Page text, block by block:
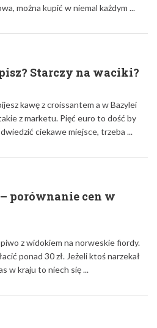
można kupić w niemal każdym ...
Starczy na waciki?
kawę z croissantem a w Bazylei
z marketu. Pięć euro to dość by
ciekawe miejsce, trzeba ...
porównanie cen w
z widokiem na norweskie fiordy.
ponad 30 zł. Jeżeli ktoś narzekał
w kraju to niech się ...